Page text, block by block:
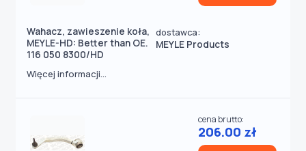
Wahacz, zawieszenie koła,
MEYLE-HD: Better than OE.
116 050 8300/HD
dostawca:
MEYLE Products
Więcej informacji...
cena brutto:
206.00 zł